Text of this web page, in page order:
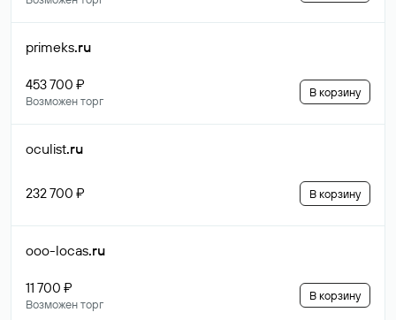
primeks.ru
453 700 ₽
Возможен торг
В корзину
oculist.ru
232 700 ₽ В корзину
ooo-locas.ru
11 700 ₽
Возможен торг
В корзину